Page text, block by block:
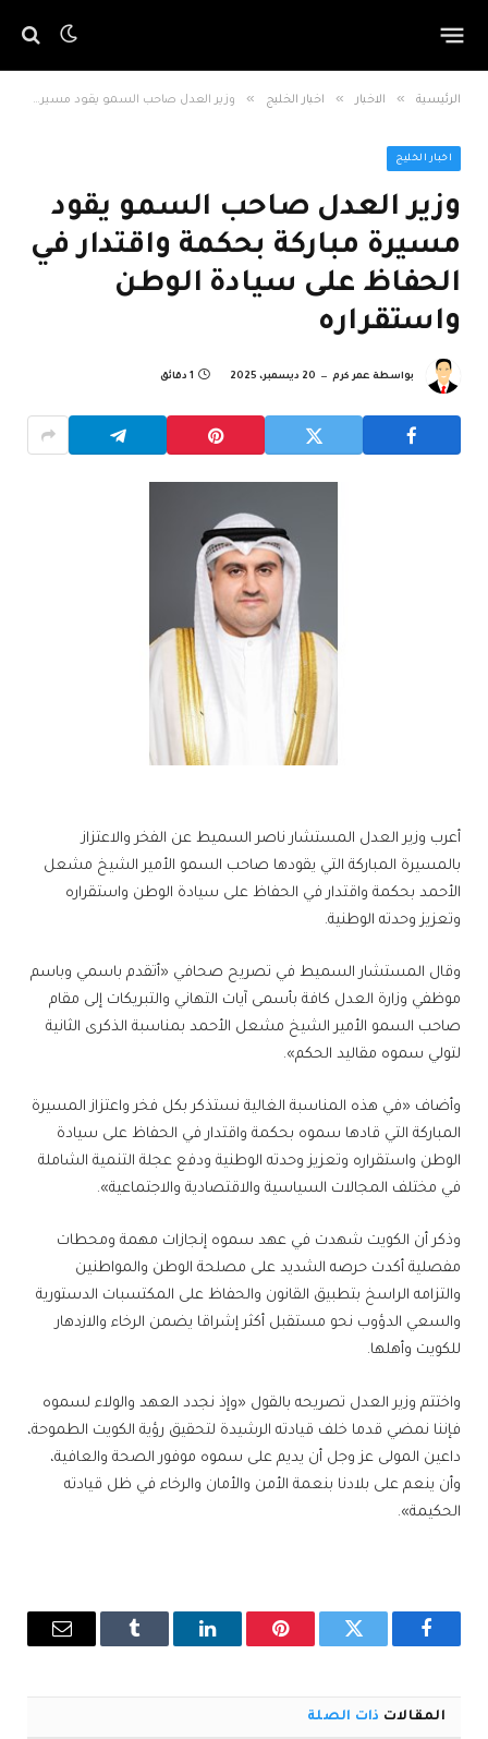
الرئيسية » الاخبار » اخبار الخليج » وزير العدل صاحب السمو يقود مسيرة مباركة بحكمة واقتدار في الحفاظ على سيادة الوطن واستقراره
اخبار الخليج
وزير العدل صاحب السمو يقود
مسيرة مباركة بحكمة واقتدار في
الحفاظ على سيادة الوطن
واستقراره
بواسطة عمر كرم 20 ديسمبر، 2025 1 دقائق
أعرب وزير العدل المستشار ناصر السميط عن الفخر والاعتزاز
بالمسيرة المباركة التي يقودها صاحب السمو الأمير الشيخ مشعل
الأحمد بحكمة واقتدار في الحفاظ على سيادة الوطن واستقراره
وتعزيز وحدته الوطنية.
وقال المستشار السميط في تصريح صحافي «أتقدم باسمي وباسم
موظفي وزارة العدل كافة بأسمى آيات التهاني والتبريكات إلى مقام
صاحب السمو الأمير الشيخ مشعل الأحمد بمناسبة الذكرى الثانية
لتولي سموه مقاليد الحكم».
وأضاف «في هذه المناسبة الغالية نستذكر بكل فخر واعتزاز المسيرة
المباركة التي قادها سموه بحكمة واقتدار في الحفاظ على سيادة
الوطن واستقراره وتعزيز وحدته الوطنية ودفع عجلة التنمية الشاملة
في مختلف المجالات السياسية والاقتصادية والاجتماعية».
وذكر أن الكويت شهدت في عهد سموه إنجازات مهمة ومحطات
مفصلية أكدت حرصه الشديد على مصلحة الوطن والمواطنين
والتزامه الراسخ بتطبيق القانون والحفاظ على المكتسبات الدستورية
والسعي الدؤوب نحو مستقبل أكثر إشراقا يضمن الرخاء والازدهار
للكويت وأهلها.
واختتم وزير العدل تصريحه بالقول «وإذ نجدد العهد والولاء لسموه
فإننا نمضي قدما خلف قيادته الرشيدة لتحقيق رؤية الكويت الطموحة،
داعين المولى عز وجل أن يديم على سموه موفور الصحة والعافية،
وأن ينعم على بلادنا بنعمة الأمن والأمان والرخاء في ظل قيادته
الحكيمة».
فيسبوك تويتر بينتيريستلينكدإن Tumblr
البريد
المقالات ذات الصلة